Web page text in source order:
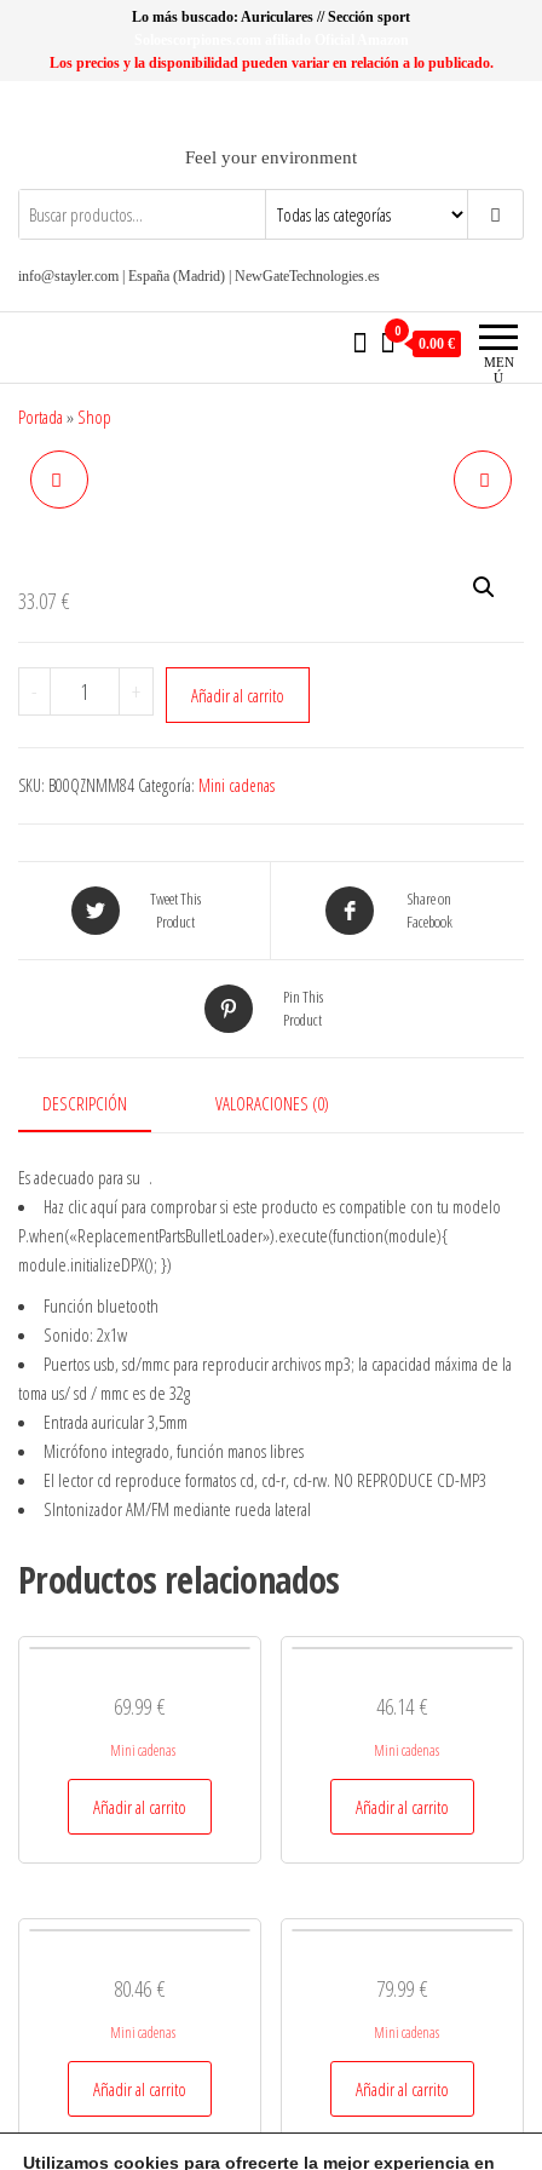
contenido
Lo más buscado: Auriculares // Sección sport
Los precios y la disponibilidad pueden variar en relación a lo publicado.
Feel your environment
info@stayler.com | España (Madrid) | NewGateTechnologies.es
MEN
Ú
0
0.00 €
Portada » Shop
33.07 €
- Cantidad + Añadir al carrito
SKU: B00QZNMM84 Categoría: Mini cadenas
Tweet This
Product
Share on
Facebook
Pin This
Product
DESCRIPCIÓN VALORACIONES (0)
Es adecuado para su .
Haz clic aquí para comprobar si este producto es compatible con tu modelo
P.when(«ReplacementPartsBulletLoader»).execute(function(module){
module.initializeDPX(); })
Función bluetooth
Sonido: 2x1w
Puertos usb, sd/mmc para reproducir archivos mp3; la capacidad máxima de la
toma us/ sd / mmc es de 32g
Entrada auricular 3,5mm
Micrófono integrado, función manos libres
El lector cd reproduce formatos cd, cd-r, cd-rw. NO REPRODUCE CD-MP3
SIntonizador AM/FM mediante rueda lateral
Productos relacionados
69.99 €
Mini cadenas
Añadir al carrito
46.14€
Mini cadenas
Añadir al carrito
80.46 €
Mini cadenas
Añadir al carrito
79.99€
Mini cadenas
Añadir al carrito
Utilizamos cookies para ofrecerte la mejor experiencia en